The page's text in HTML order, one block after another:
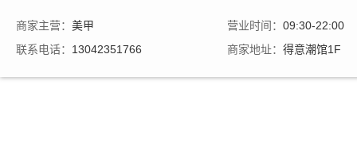
商家主营： 美甲 营业时间： 09:30-22:00
联系电话： 13042351766 商家地址： 得意潮馆1F